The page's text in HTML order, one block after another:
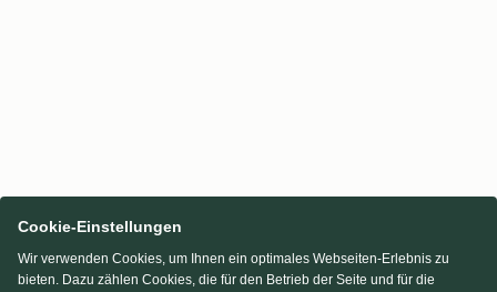
Cookie-Einstellungen
Wir verwenden Cookies, um Ihnen ein optimales Webseiten-Erlebnis zu
bieten. Dazu zählen Cookies, die für den Betrieb der Seite und für die